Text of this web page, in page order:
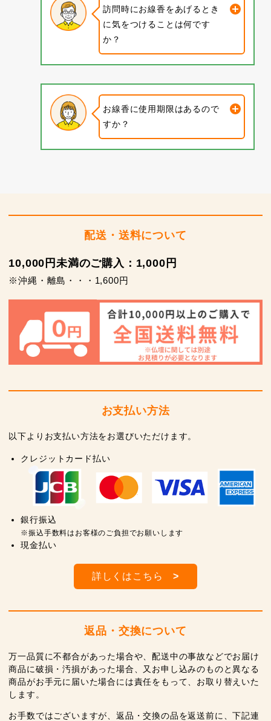
訪問時にお線香をあげるとき
に気をつけることは何です
か？
お線香に使用期限はあるので
すか？
配送・送料について
10,000円未満のご購入：1,000円
※沖縄・離島・・・1,600円
お支払い方法
以下よりお支払い方法をお選びいただけます。
クレジットカード払い
銀行振込
※振込手数料はお客様のご負担でお願いします
現金払い
詳しくはこちら>
返品・交換について
万一品質に不都合があった場合や、配送中の事故などでお届け
商品に破損・汚損があった場合、又お申し込みのものと異なる
商品がお手元に届いた場合には責任をもって、お取り替えいた
します。
お手数ではございますが、返品・交換の品を返送前に、下記連